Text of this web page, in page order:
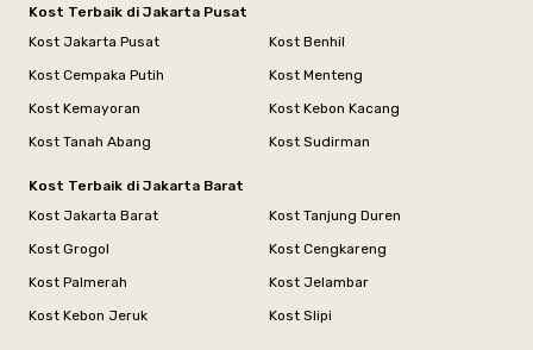
Kost Terbaik di Jakarta Pusat
Kost Jakarta Pusat
Kost Benhil
Kost Cempaka Putih
Kost Menteng
Kost Kemayoran
Kost Kebon Kacang
Kost Tanah Abang
Kost Sudirman
Kost Terbaik di Jakarta Barat
Kost Jakarta Barat
Kost Tanjung Duren
Kost Grogol
Kost Cengkareng
Kost Palmerah
Kost Jelambar
Kost Kebon Jeruk
Kost Slipi